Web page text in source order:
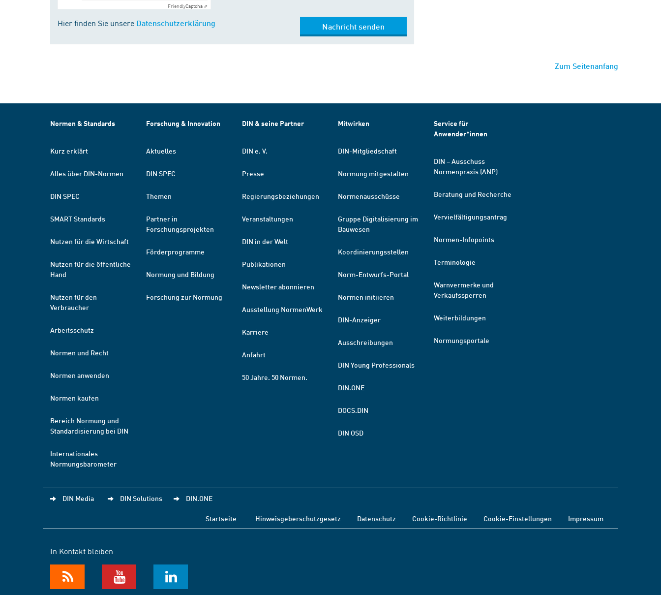
FriendlyCaptcha ⇗
Hier finden Sie unsere Datenschutzerklärung Nachricht senden
Zum Seitenanfang
Normen & Standards
Kurz erklärt
Alles über DIN-Normen
DIN SPEC
SMART Standards
Nutzen für die Wirtschaft
Nutzen für die öffentliche
Hand
Nutzen für den
Verbraucher
Arbeitsschutz
Normen und Recht
Normen anwenden
Normen kaufen
Bereich Normung und
Standardisierung bei DIN
Internationales
Normungsbarometer
Forschung & Innovation
Aktuelles
DIN SPEC
Themen
Partner in
Forschungsprojekten
Förderprogramme
Normung und Bildung
Forschung zur Normung
DIN & seine Partner
DIN e. V.
Presse
Regierungsbeziehungen
Veranstaltungen
DIN in der Welt
Publikationen
Newsletter abonnieren
Ausstellung NormenWerk
Karriere
Anfahrt
50 Jahre. 50 Normen.
Mitwirken
DIN-Mitgliedschaft
Normung mitgestalten
Normenausschüsse
Gruppe Digitalisierung im
Bauwesen
Koordinierungsstellen
Norm-Entwurfs-Portal
Normen initiieren
DIN-Anzeiger
Ausschreibungen
DIN Young Professionals
DIN.ONE
DOCS.DIN
DIN OSD
Service für
Anwender*innen
DIN – Ausschuss
Normenpraxis (ANP)
Beratung und Recherche
Vervielfältigungsantrag
Normen-Infopoints
Terminologie
Warnvermerke und
Verkaufssperren
Weiterbildungen
Normungsportale
DIN Media DIN Solutions DIN.ONE
Startseite Hinweisgeberschutzgesetz Datenschutz Cookie-Richtlinie Cookie-Einstellungen Impressum
In Kontakt bleiben